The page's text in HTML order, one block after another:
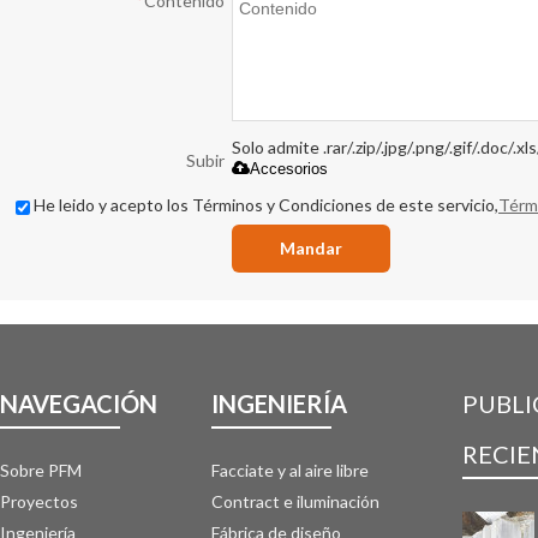
Subir
Solo admite .rar/.zip/.jpg/.png/.gif/.doc/
Accesorios
He leido y acepto los Términos y Condiciones de este servicio,
Mandar
NAVEGACIÓN
Sobre PFM
Proyectos
Ingeniería
INGENIERÍA
Facciate y al aire libre
Contract e iluminación
Fábrica de diseño